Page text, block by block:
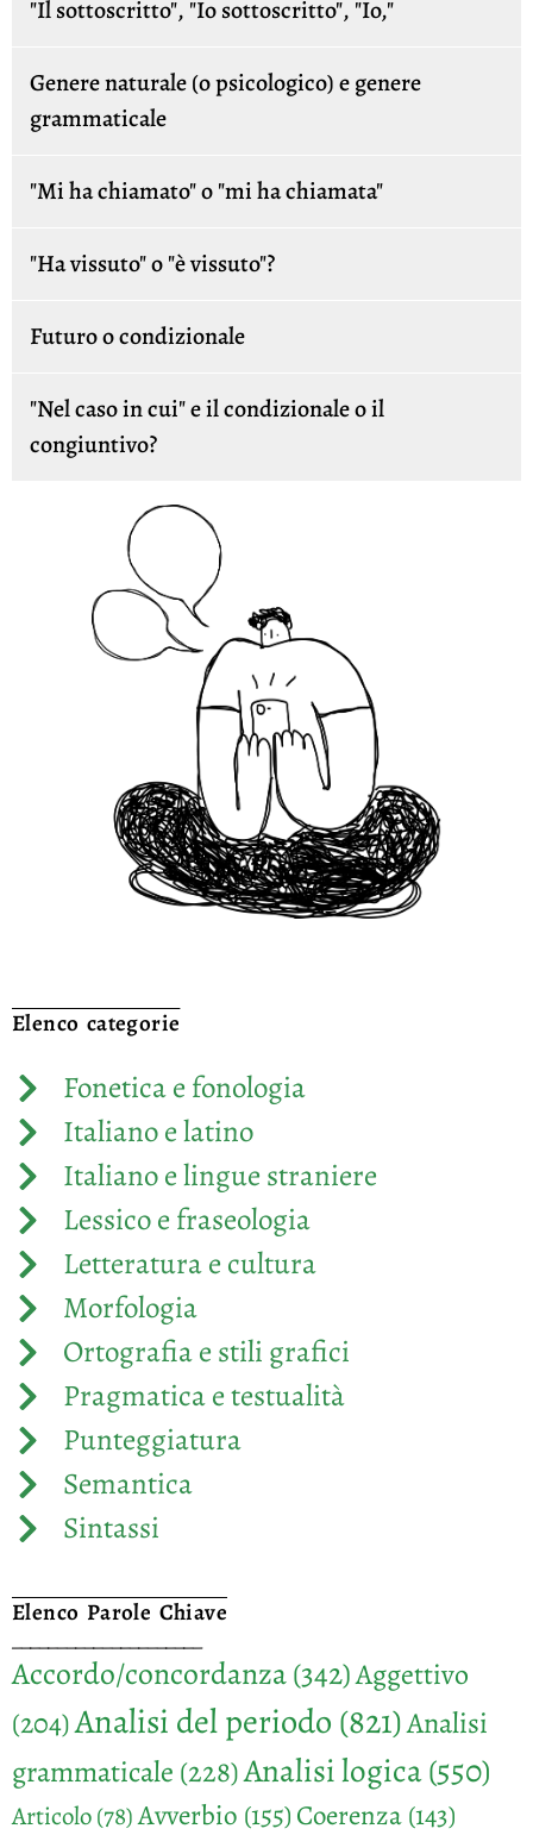
"Il sottoscritto", "Io sottoscritto", "Io,"
Genere naturale (o psicologico) e genere
grammaticale
"Mi ha chiamato" o "mi ha chiamata"
"Ha vissuto" o "è vissuto"?
Futuro o condizionale
"Nel caso in cui" e il condizionale o il
congiuntivo?
Elenco categorie
Fonetica e fonologia
Italiano e latino
Italiano e lingue straniere
Lessico e fraseologia
Letteratura e cultura
Morfologia
Ortografia e stili grafici
Pragmatica e testualità
Punteggiatura
Semantica
Sintassi
Elenco Parole Chiave
Accordo/concordanza(342)Aggettivo
(204)Analisi del periodo (821)Analisi
grammaticale (228)Analisi logica(550)
Articolo(78)Avverbio (155)Coerenza(143)